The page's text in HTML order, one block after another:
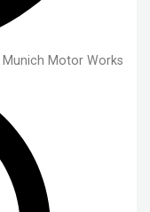
Munich Motor Works